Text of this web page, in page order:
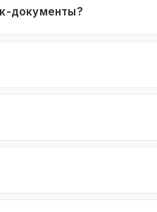
документы?